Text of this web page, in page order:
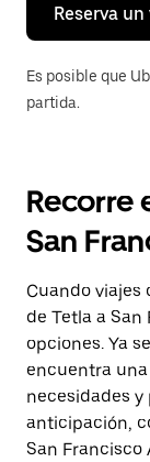
Reserva un
Es posible que
partida.
Recorre
San
Cuando viajes
de Tetla a
opciones. Ya
encuentra
necesidades
anticipación,
San